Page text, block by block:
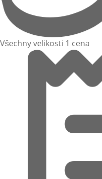
Všechny velikosti 1 cena